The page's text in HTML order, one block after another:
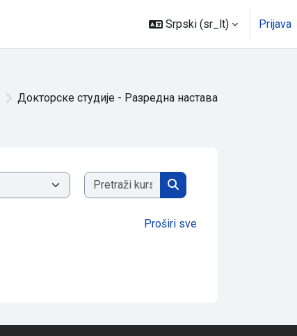
Srpski ‎(sr_lt)‎ Prijava
Докторске студије - Разредна настава
Pretraži kurseve
Pretraži kurseve
Proširi sve